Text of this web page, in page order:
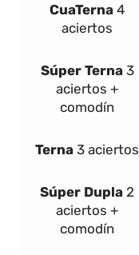
CuaTerna 4
aciertos
Súper Terna 3
aciertos +
comodín
Terna 3 aciertos
Súper Dupla 2
aciertos +
comodín